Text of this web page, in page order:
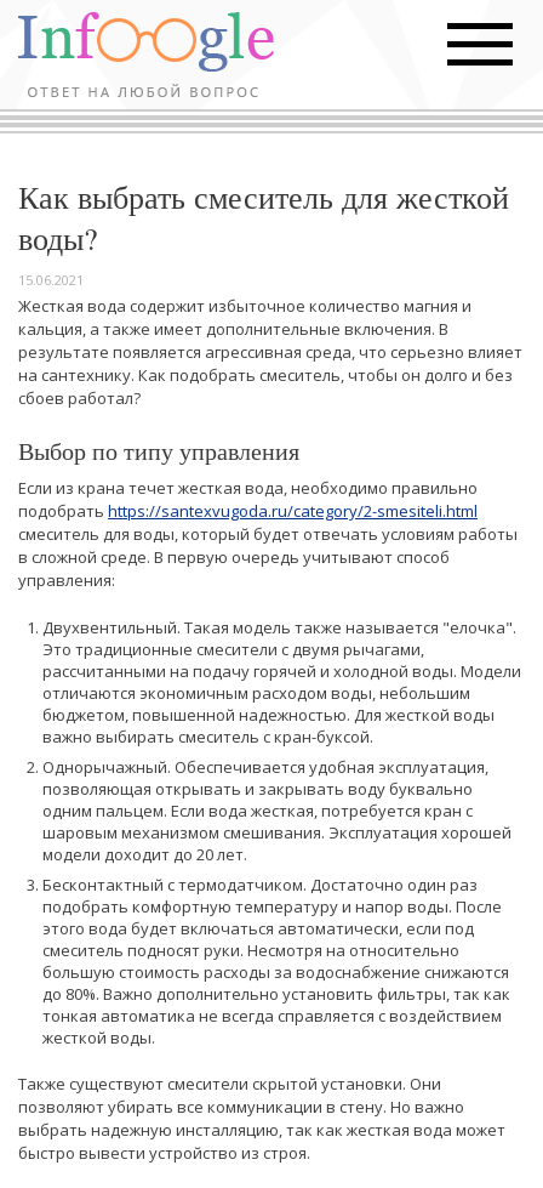
Как выбрать смеситель для жесткой
воды?
15.06.2021
Жесткая вода содержит избыточное количество магния и
кальция, а также имеет дополнительные включения. В
результате появляется агрессивная среда, что серьезно влияет
на сантехнику. Как подобрать смеситель, чтобы он долго и без
сбоев работал?
Выбор по типу управления
Если из крана течет жесткая вода, необходимо правильно
подобрать https://santexvugoda.ru/category/2-smesiteli.html
смеситель для воды, который будет отвечать условиям работы
в сложной среде. В первую очередь учитывают способ
управления:
Двухвентильный. Такая модель также называется "елочка".
Это традиционные смесители с двумя рычагами,
рассчитанными на подачу горячей и холодной воды. Модели
отличаются экономичным расходом воды, небольшим
бюджетом, повышенной надежностью. Для жесткой воды
важно выбирать смеситель с кран-буксой.
Однорычажный. Обеспечивается удобная эксплуатация,
позволяющая открывать и закрывать воду буквально
одним пальцем. Если вода жесткая, потребуется кран с
шаровым механизмом смешивания. Эксплуатация хорошей
модели доходит до 20 лет.
Бесконтактный с термодатчиком. Достаточно один раз
подобрать комфортную температуру и напор воды. После
этого вода будет включаться автоматически, если под
смеситель подносят руки. Несмотря на относительно
большую стоимость расходы за водоснабжение снижаются
до 80%. Важно дополнительно установить фильтры, так как
тонкая автоматика не всегда справляется с воздействием
жесткой воды.
Также существуют смесители скрытой установки. Они
позволяют убирать все коммуникации в стену. Но важно
выбрать надежную инсталляцию, так как жесткая вода может
быстро вывести устройство из строя.